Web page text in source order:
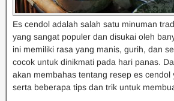
Es cendol adalah salah satu minuman
yang sangat populer dan disukai oleh
ini memiliki rasa yang manis, gurih, dan
cocok untuk dinikmati pada hari panas.
akan membahas tentang resep es cendol
serta beberapa tips dan trik untuk